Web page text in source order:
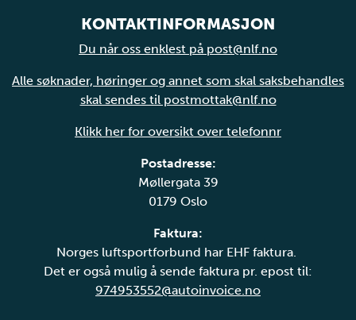
KONTAKTINFORMASJON
Du når oss enklest på post@nlf.no
Alle søknader, høringer og annet som skal saksbehandles
skal sendes til postmottak@nlf.no
Klikk her for oversikt over telefonnr
Postadresse:
Møllergata 39
0179 Oslo
Faktura:
Norges luftsportforbund har EHF faktura.
Det er også mulig å sende faktura pr. epost til:
974953552@autoinvoice.no